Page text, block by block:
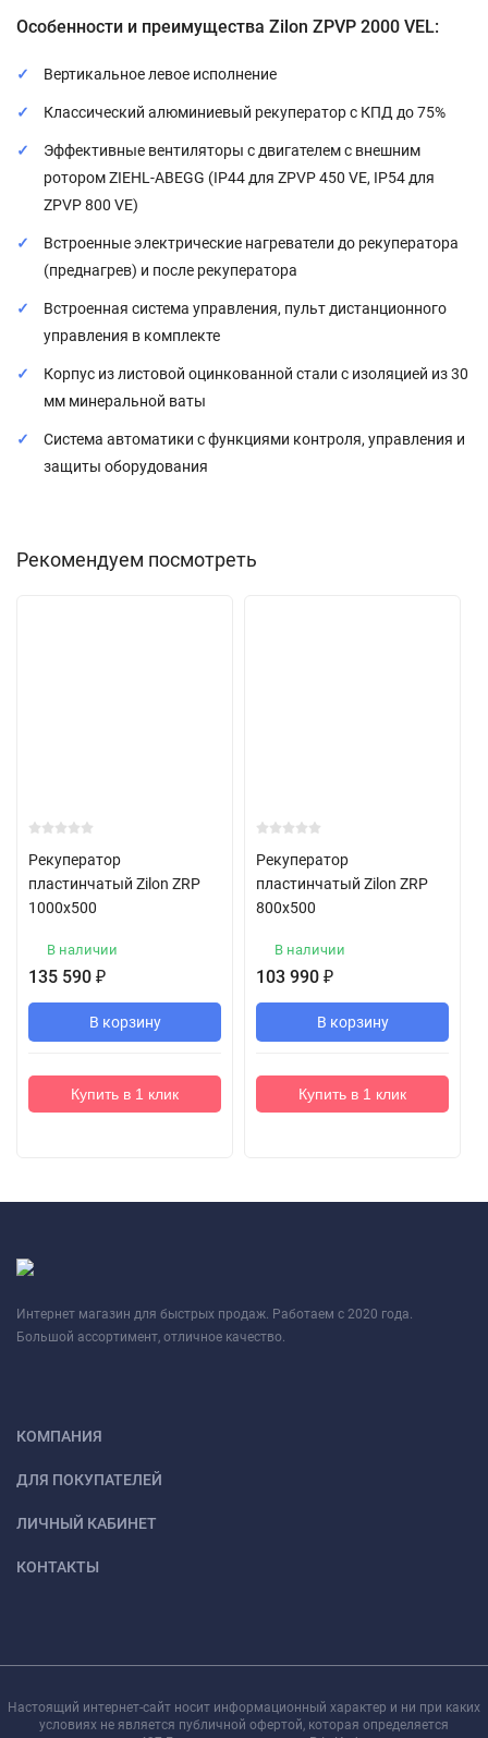
Особенности и преимущества Zilon ZPVP 2000 VEL:
Вертикальное левое исполнение
Классический алюминиевый рекуператор с КПД до 75%
Эффективные вентиляторы с двигателем с внешним
ротором ZIEHL-ABEGG (IP44 для ZPVP 450 VE, IP54 для
ZPVP 800 VE)
Встроенные электрические нагреватели до рекуператора
(преднагрев) и после рекуператора
Встроенная система управления, пульт дистанционного
управления в комплекте
Корпус из листовой оцинкованной стали с изоляцией из 30
мм минеральной ваты
Система автоматики с функциями контроля, управления и
защиты оборудования
Рекомендуем посмотреть
Рекуператор
пластинчатый Zilon ZRP
1000x500
В наличии
135 590 ₽
В корзину
Купить в 1 клик
Рекуператор
пластинчатый Zilon ZRP
800x500
В наличии
103 990 ₽
В корзину
Купить в 1 клик
Интернет магазин для быстрых продаж. Работаем с 2020 года.
Большой ассортимент, отличное качество.
КОМПАНИЯ
ДЛЯ ПОКУПАТЕЛЕЙ
ЛИЧНЫЙ КАБИНЕТ
КОНТАКТЫ
Настоящий интернет-сайт носит информационный характер и ни при каких
условиях не является публичной офертой, которая определяется